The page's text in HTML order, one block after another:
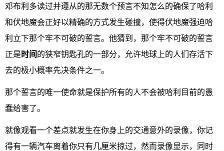
邓布利多读过并遵从的那无数个预言不知怎么的确保了哈利
和伏地魔会正好以精确的方式发生碰撞，使得伏地魔强迫哈
利立下那个牢不可破的誓言。他猜到，那个牢不可破的誓言
正是 时间 的狭窄钥匙孔的一部分，允许地球上的人们存活下
去的极小概率先决条件之一。
那个誓言的唯一使命就是保护所有的人不会被哈利目前的愚
蠢给害了。
就像观看一个差点就发生在你身上的交通意外的录像，你记
得有一辆汽车离着你只有几厘米掠过，然而录像显示，同时